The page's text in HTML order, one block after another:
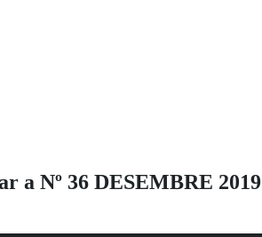
a Nº 36 DESEMBRE 2019